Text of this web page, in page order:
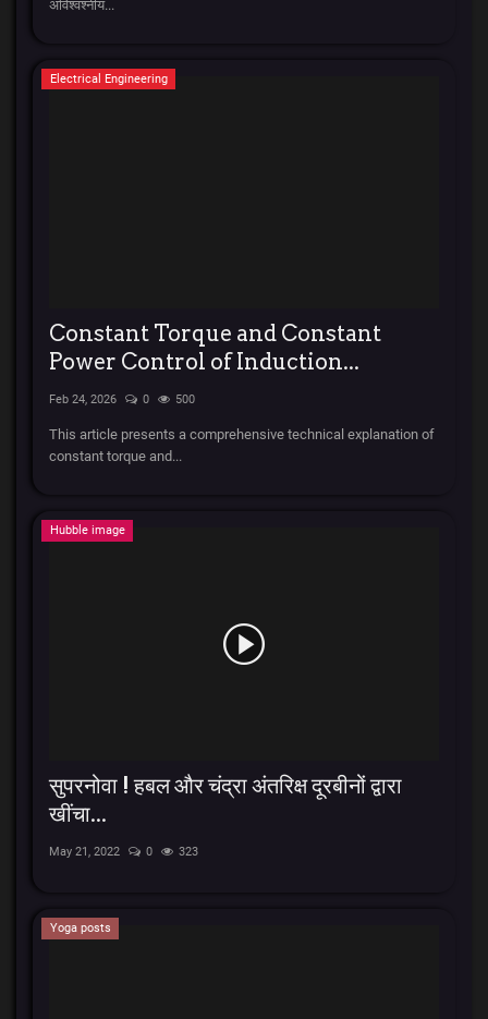
अविश्वश्नीय...
Electrical Engineering
Constant Torque and Constant
Power Control of Induction...
Feb 24, 2026 0 500
This article presents a comprehensive technical explanation of
constant torque and...
Hubble image
सुपरनोवा ! हबल और चंद्रा अंतरिक्ष दूरबीनों द्वारा
खींचा...
May 21, 2022 0 323
Yoga posts